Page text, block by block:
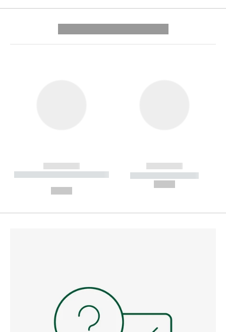
------------
----------- ----------- --------
------------
----------- -----------